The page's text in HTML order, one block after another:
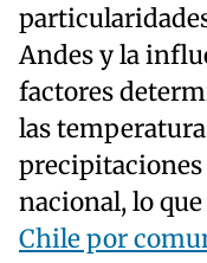
Andes y la
factores
las
nacional, lo
Chile por